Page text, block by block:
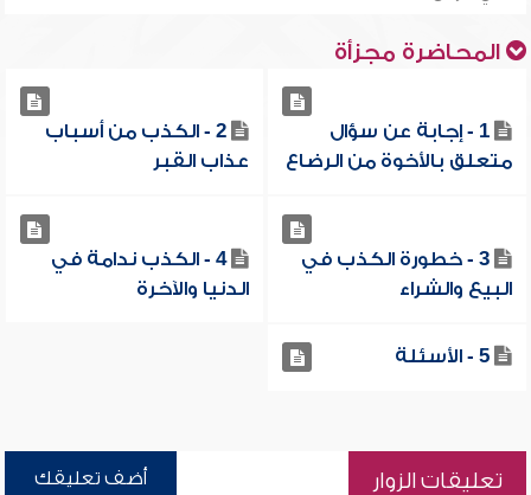
المحاضرة مجزأة
1 - إجابة عن سؤال
متعلق بالأخوة من الرضاع
2 - الكذب من أسباب
عذاب القبر
3 - خطورة الكذب في
البيع والشراء
4 - الكذب ندامة في
الدنيا والآخرة
5 - الأسئلة
تعليقات الزوار أضف تعليقك